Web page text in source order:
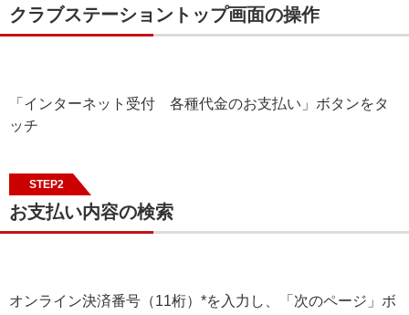
クラブステーショントップ画面の操作
「インターネット受付 各種代金のお支払い」ボタンをタ
ッチ
STEP2
お支払い内容の検索
オンライン決済番号（11桁）*を入力し、「次のページ」ボ